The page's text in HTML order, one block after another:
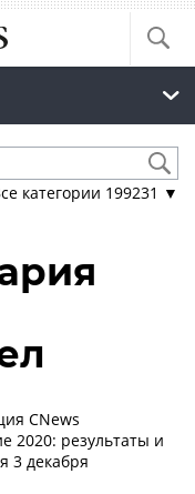
категории 199231 ▼
CNews
2020: результаты и
3 декабря